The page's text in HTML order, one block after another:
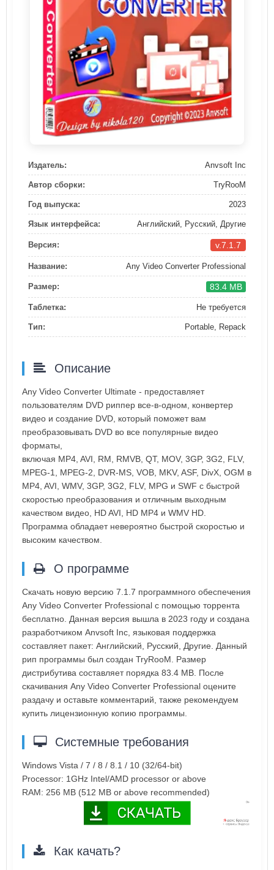
Издатель: Anvsoft Inc
Автор сборки: TryRooM
Год выпуска: 2023
Язык интерфейса: Английский, Русский, Другие
Версия: v.7.1.7
Название: Any Video Converter Professional
Размер: 83.4 MB
Таблетка: Не требуется
Тип: Portable, Repack
Описание
Any Video Converter Ultimate - предоставляет
пользователям DVD риппер все-в-одном, конвертер
видео и создание DVD, который поможет вам
преобразовывать DVD во все популярные видео
форматы,
включая MP4, AVI, RM, RMVB, QT, MOV, 3GP, 3G2, FLV,
MPEG-1, MPEG-2, DVR-MS, VOB, MKV, ASF, DivX, OGM в
MP4, AVI, WMV, 3GP, 3G2, FLV, MPG и SWF с быстрой
скоростью преобразования и отличным выходным
качеством видео, HD AVI, HD MP4 и WMV HD.
Программа обладает невероятно быстрой скоростью и
высоким качеством.
О программе
Скачать новую версию 7.1.7 программного обеспечения
Any Video Converter Professional с помощью торрента
бесплатно. Данная версия вышла в 2023 году и создана
разработчиком Anvsoft Inc, языковая поддержка
составляет пакет: Английский, Русский, Другие. Данный
рип программы был создан TryRooM. Размер
дистрибутива составляет порядка 83.4 MB. После
скачивания Any Video Converter Professional оцените
раздачу и оставьте комментарий, также рекомендуем
купить лицензионную копию программы.
Системные требования
Windows Vista / 7 / 8 / 8.1 / 10 (32/64-bit)
Processor: 1GHz Intel/AMD processor or above
RAM: 256 MB (512 MB or above recommended)
Как качать?